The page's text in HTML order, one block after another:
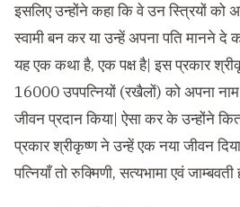
इसलिए उन्होंने कहा कि वे उन स्त्रियों
स्वामी बन कर या उन्हें अपना पति मानने दे
यह एक कथा है, एक पक्ष है| इस प्रकार
16000 उपपत्नियों (रखैलों) को अपना
जीवन प्रदान किया| ऐसा कर के उन्होंने
प्रकार श्रीकृष्ण ने उन्हें एक नया जीवन
पत्नियाँ तो रुक्मिणी, सत्यभामा एवं जाम्बवती